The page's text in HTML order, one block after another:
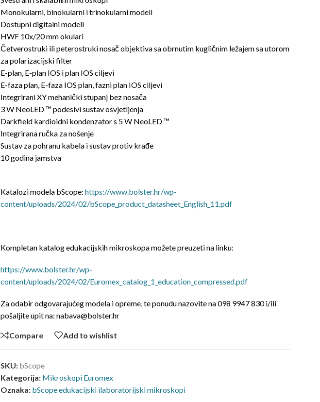
Monokularni, binokularni i trinokularni modeli
Dostupni digitalni modeli
HWF 10x/20 mm okulari
Četverostruki ili peterostruki nosač objektiva sa obrnutim kugličnim ležajem sa utorom
za polarizacijski filter
E-plan, E-plan IOS i plan IOS ciljevi
E-faza plan, E-faza IOS plan, fazni plan IOS ciljevi
Integrirani XY mehanički stupanj bez nosača
3 W NeoLED ™ podesivi sustav osvjetljenja
Darkfield kardioidni kondenzator s 5 W NeoLED ™
Integrirana ručka za nošenje
Sustav za pohranu kabela i sustav protiv krađe
10 godina jamstva
Katalozi modela bScope: https://www.bolster.hr/wp-
content/uploads/2024/02/bScope_product_datasheet_English_11.pdf
Kompletan katalog edukacijskih mikroskopa možete preuzeti na linku:
https://www.bolster.hr/wp-
content/uploads/2024/02/Euromex_catalog_1_education_compressed.pdf
Za odabir odgovarajućeg modela i opreme, te ponudu nazovite na 098 9947 830 i/ili
pošaljite upit na: nabava@bolster.hr
Compare Add to wishlist
SKU: bScope
Kategorija: Mikroskopi Euromex
Oznaka: bScope edukacijski ilaboratorijski mikroskopi